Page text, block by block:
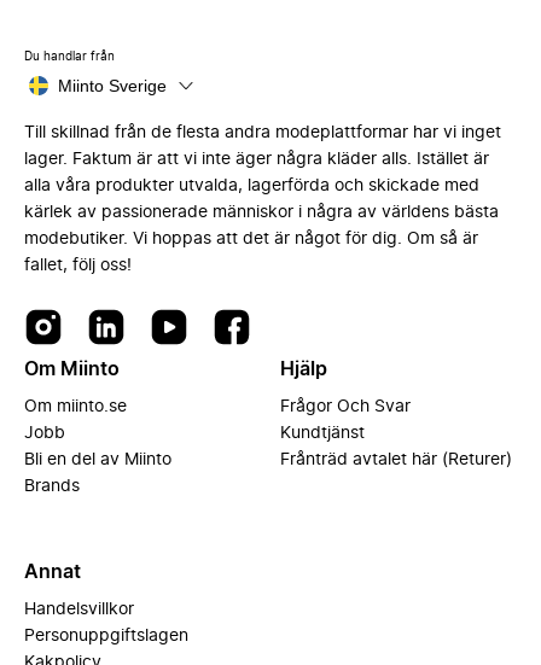
Du handlar från
Miinto Sverige
Till skillnad från de flesta andra modeplattformar har vi inget
lager. Faktum är att vi inte äger några kläder alls. Istället är
alla våra produkter utvalda, lagerförda och skickade med
kärlek av passionerade människor i några av världens bästa
modebutiker. Vi hoppas att det är något för dig. Om så är
fallet, följ oss!
Om Miinto
Om miinto.se
Jobb
Bli en del av Miinto
Brands
Hjälp
Frågor Och Svar
Kundtjänst
Frånträd avtalet här (Returer)
Annat
Handelsvillkor
Personuppgiftslagen